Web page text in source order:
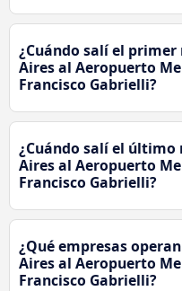
¿Cuándo salí el
Aires al Aeropuerto
Francisco Gabrielli?
¿Cuándo salí el último
Aires al Aeropuerto
Francisco Gabrielli?
¿Qué empresas
Aires al Aeropuerto
Francisco Gabrielli?